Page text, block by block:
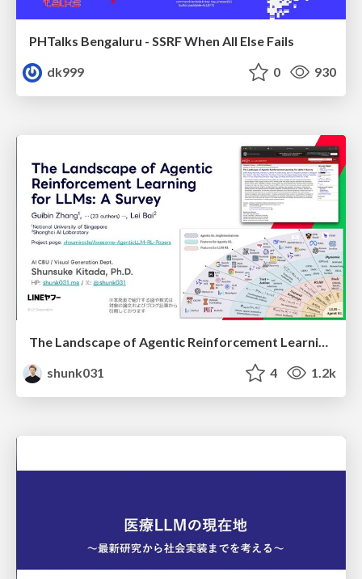
PHTalks Bengaluru - SSRF When All Else Fails
dk999
0 930
The Landscape of Agentic Reinforcement Learning for LLMs: A Survey
shunk031
4 1.2k